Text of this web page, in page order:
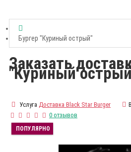
Бургер "Куриный острый"
Заказать
"Куриный
Услуга Доставка Black Star Burger
0 отзывов
ПОПУЛЯРНО